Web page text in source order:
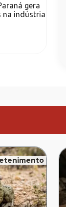
gera
na indústria